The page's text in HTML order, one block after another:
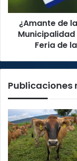
de
José
sétima
de
este
sábado
¿Amante de
Feria de